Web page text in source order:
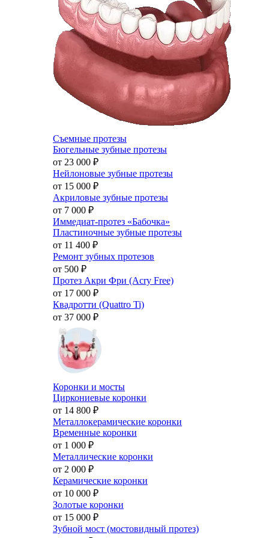
Съемные протезы
Бюгельные зубные протезы
от 23 000 ₽
Нейлоновые зубные протезы
от 15 000 ₽
Акриловые зубные протезы
от 7 000 ₽
Иммедиат-протез «Бабочка»
Пластиночные зубные протезы
от 11 400 ₽
Ремонт зубных протезов
от 500 ₽
Протез Акри Фри (Acry Free)
от 17 000 ₽
Квадротти (Quattro Ti)
от 37 000 ₽
Коронки и мосты
Циркониевые коронки
от 14 800 ₽
Металлокерамические коронки
Временные коронки
от 1 000 ₽
Металлические коронки
от 2 000 ₽
Керамические коронки
от 10 000 ₽
Золотые коронки
от 15 000 ₽
Зубной мост (мостовидный протез)